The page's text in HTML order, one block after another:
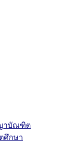
าบัณฑิต
ศึกษา